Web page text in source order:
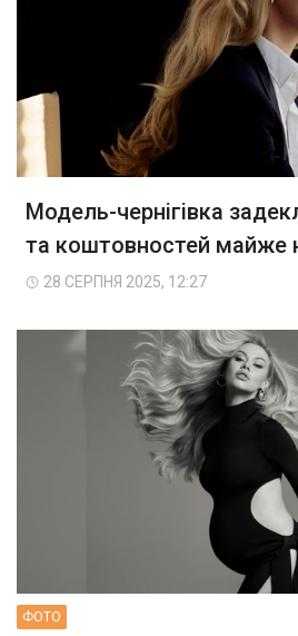
Модель-чернігівка
та коштовностей майже
28 СЕРПНЯ 2025, 12:27
ФОТО